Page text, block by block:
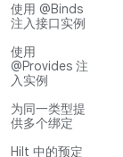
使用 @Binds
注入接口实例
使用
@Provides 注
入实例
为同一类型提
供多个绑定
Hilt 中的预定